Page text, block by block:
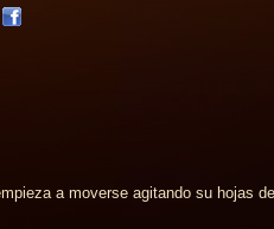
a moverse agitando su hojas